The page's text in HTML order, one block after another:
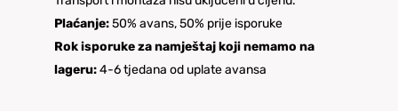
Plaćanje:50% avans, 50% prije isporuke
Rok isporuke za namještaj koji nemamo na
lageru:4-6 tjedana od uplate avansa